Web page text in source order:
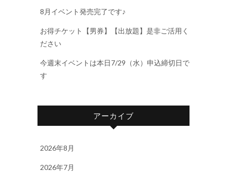
8月イベント発売完了です♪
お得チケット【男券】【出放題】是非ご活用く
ださい
今週末イベントは本日7/29（水）申込締切日で
す
アーカイブ
2026年8月
2026年7月